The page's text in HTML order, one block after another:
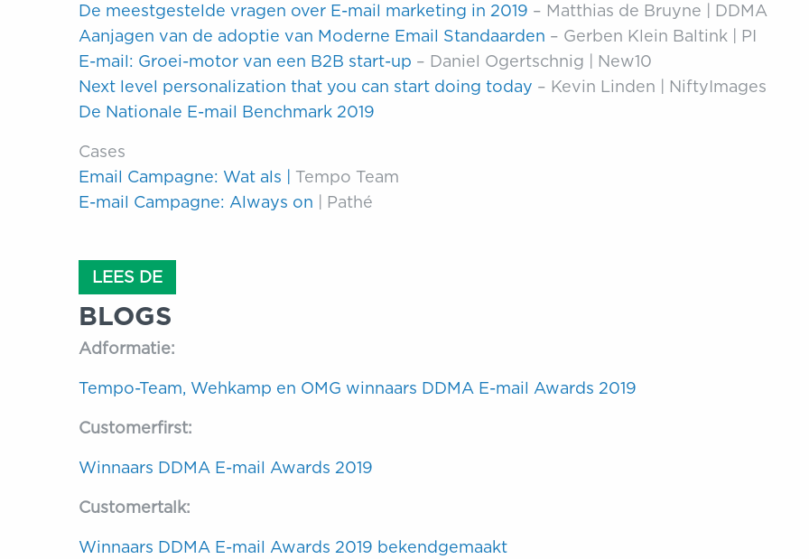
De meestgestelde vragen over E-mail marketing in 2019 – Matthias de Bruyne | DDMA
Aanjagen van de adoptie van Moderne Email Standaarden – Gerben Klein Baltink | PI
E-mail: Groei-motor van een B2B start-up – Daniel Ogertschnig | New10
Next level personalization that you can start doing today – Kevin Linden | NiftyImages
De Nationale E-mail Benchmark 2019
Cases
Email Campagne: Wat als |
Tempo Team
E-mail Campagne: Always on | Pathé
LEES DE
BLOGS
Adformatie:
Tempo-Team, Wehkamp en OMG winnaars DDMA E-mail Awards 2019
Customerfirst:
Winnaars DDMA E-mail Awards 2019
Customertalk:
Winnaars DDMA E-mail Awards 2019 bekendgemaakt